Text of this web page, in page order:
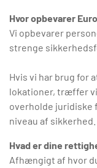
Hvor opbevarer
Vi opbevarer
strenge
Hvis vi har brug for
lokationer, træffer
overholde juridiske
niveau af sikkerhed.
Hvad er dine
Afhængigt af hvor